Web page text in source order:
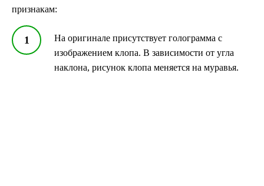
признакам:
На оригинале присутствует голограмма с
изображением клопа. В зависимости от угла
наклона, рисунок клопа меняется на муравья.